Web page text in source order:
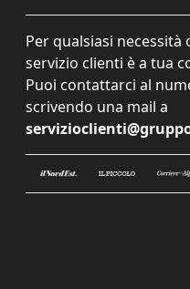
Per qualsiasi
servizio clienti è a tua
Puoi contattarci al
scrivendo una mail a